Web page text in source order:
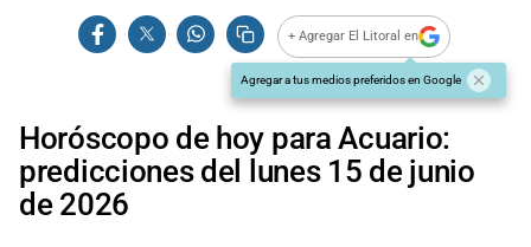
+ Agregar El Litoral en
Agregar a tus medios preferidos en Google
Horóscopo de hoy para Acuario:
predicciones del lunes 15 de junio
de 2026